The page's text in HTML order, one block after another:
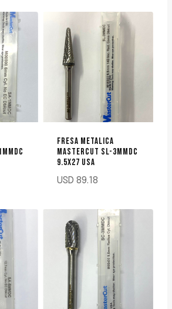
FRESA METALICA
MASTERCUT SL-3MMDC
9.5X27 USA
USD 89.18